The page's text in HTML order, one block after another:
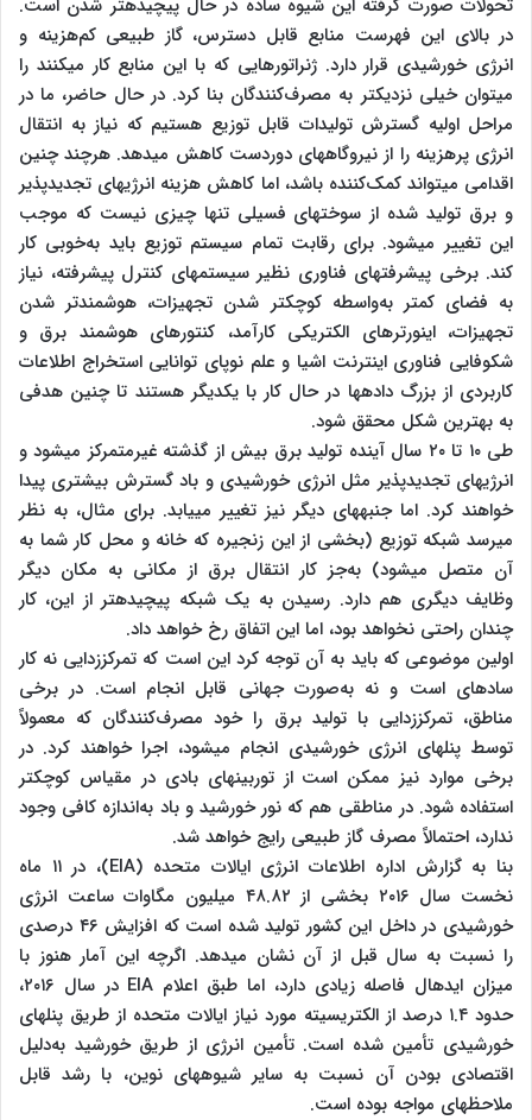
در بالای این فهرست منابع قابل دسترس، گاز طبیعی کم‌هزینه و
انرژی خورشیدی قرار دارد. ژنراتورهایی که با این منابع کار می‎کنند را
می‎توان خیلی نزدیک‎تر به مصرف‌کنندگان بنا کرد. در حال حاضر، ما در
مراحل اولیه گسترش تولیدات قابل توزیع هستیم که نیاز به انتقال
انرژی پرهزینه را از نیروگاه‎های دوردست کاهش می‎دهد. هرچند چنین
اقدامی‎ می‎تواند کمک‌کننده باشد، اما کاهش هزینه انرژی‎های تجدیدپذیر
و برق تولید شده از سوخت‎های فسیلی تنها چیزی نیست که موجب
این تغییر می‎شود. برای رقابت تمام سیستم توزیع باید به‌خوبی کار
کند. برخی پیشرفت‎های فناوری نظیر سیستم‎های کنترل پیشرفته، نیاز
به فضای کمتر به‌واسطه کوچک‎تر شدن تجهیزات، هوشمندتر شدن
تجهیزات، اینورتر‎های الکتریکی کارآمد، کنتورهای هوشمند برق و
شکوفایی فناوری اینترنت اشیا و علم نوپای توانایی استخراج اطلاعات
کاربردی از بزرگ داده‎ها در حال کار با یکدیگر هستند تا چنین هدفی
به بهترین شکل محقق شود.
طی ۱۰ تا ۲۰ سال آینده تولید برق بیش از گذشته غیرمتمرکز می‎شود و
انرژی‎های تجدیدپذیر مثل انرژی خورشیدی و باد گسترش بیشتری پیدا
خواهند کرد. اما جنبه‎های دیگر نیز تغییر می‎یابد. برای مثال، به نظر
می‎رسد شبکه توزیع (بخشی از این زنجیره که خانه و محل کار شما به
آن متصل می‎شود) به‌جز کار انتقال برق از مکانی به مکان دیگر
وظایف دیگری هم دارد. رسیدن به یک شبکه پیچیده‎تر از این، کار
چندان راحتی نخواهد بود، اما این اتفاق رخ خواهد داد.
اولین موضوعی که باید به آن توجه کرد این است که تمرکززدایی نه کار
ساده‎ای است و نه به‌صورت جهانی قابل انجام است. در برخی
مناطق، تمرکززدایی با تولید برق را خود مصرف‌کنندگان که معمولاً
توسط پنل‎های انرژی خورشیدی انجام می‎شود، اجرا خواهند کرد. در
برخی موارد نیز ممکن است از توربین‎های بادی در مقیاس کوچک‎تر
استفاده شود. در مناطقی هم که نور خورشید و باد به‌اندازه کافی وجود
ندارد، احتمالاً مصرف گاز طبیعی رایج خواهد شد.
بنا به گزارش اداره اطلاعات انرژی ایالات متحده (EIA)، در ۱۱ ماه
نخست سال ۲۰۱۶ بخشی از ۴۸.۸۲ میلیون مگاوات ساعت انرژی
خورشیدی در داخل این کشور تولید شده است که افزایش ۴۶ درصدی
را نسبت به سال قبل از آن نشان می‎دهد. اگرچه این آمار هنوز با
میزان ایده‎ال فاصله زیادی دارد، اما طبق اعلام EIA در سال ۲۰۱۶،
حدود ۱.۴ درصد از الکتریسیته مورد نیاز ایالات متحده از طریق پنل‎های
خورشیدی تأمین شده است. تأمین انرژی از طریق خورشید به‌دلیل
اقتصادی بودن آن نسبت به سایر شیوه‎های نوین، با رشد قابل
ملاحظه‎ای مواجه بوده است.